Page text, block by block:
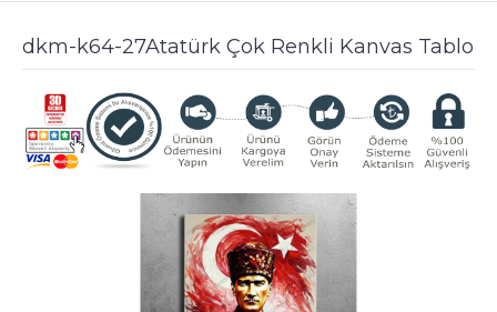
dkm-k64-27Atatürk Çok Renkli Kanvas Tablo